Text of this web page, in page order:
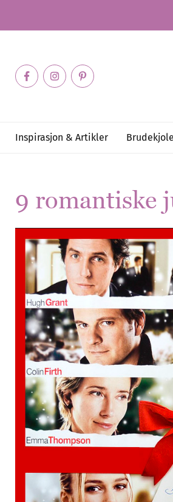
Inspirasjon & Artikler
9 romantiske